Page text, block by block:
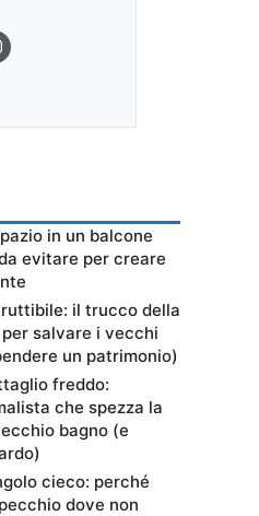
in un balcone
evitare per creare
il trucco della
per salvare i vecchi
un patrimonio)
freddo:
che spezza la
bagno (e
cieco: perché
dove non